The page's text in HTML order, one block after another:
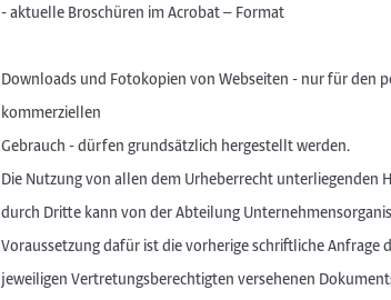
- aktuelle Broschüren im Acrobat – Format
Downloads und Fotokopien von Webseiten - nur für den
kommerziellen
Gebrauch - dürfen grundsätzlich hergestellt werden.
Die Nutzung von allen dem Urheberrecht unterliegenden
durch Dritte kann von der Abteilung
Voraussetzung dafür ist die vorherige schriftliche Anfrage
jeweiligen Vertretungsberechtigten versehenen